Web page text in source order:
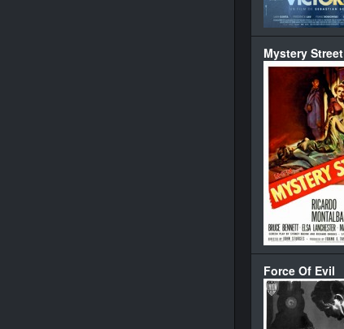
Mystery Street
Force Of Evil